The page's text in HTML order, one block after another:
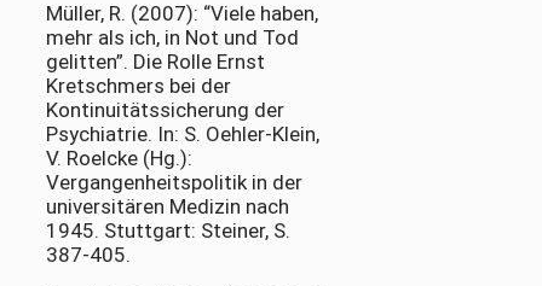
Müller, R. (2007): “Viele haben,
mehr als ich, in Not und Tod
gelitten”. Die Rolle Ernst
Kretschmers bei der
Kontinuitätssicherung der
Psychiatrie. In: S. Oehler-Klein,
V. Roelcke (Hg.):
Vergangenheitspolitik in der
universitären Medizin nach
1945. Stuttgart: Steiner, S.
387-405.